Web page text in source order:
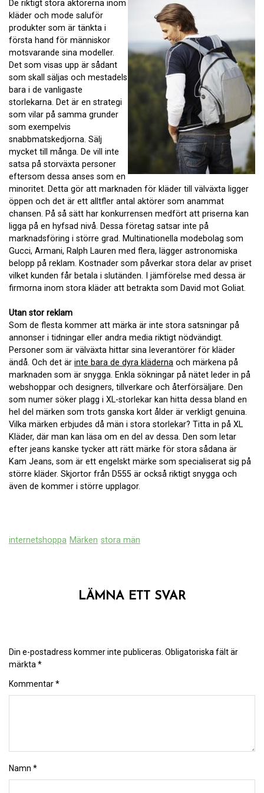
De riktigt stora aktörerna inom
kläder och mode saluför
produkter som är tänkta i
första hand för människor
motsvarande sina modeller.
Det som visas upp är sådant
som skall säljas och mestadels
bara i de vanligaste
storlekarna. Det är en strategi
som vilar på samma grunder
som exempelvis
snabbmatskedjorna. Sälj
mycket till många. De vill inte
satsa på storväxta personer
eftersom dessa anses som en
minoritet. Detta gör att marknaden för kläder till välväxta ligger
öppen och det är ett alltfler antal aktörer som anammat
chansen. På så sätt har konkurrensen medfört att priserna kan
ligga på en hyfsad nivå. Dessa företag satsar inte på
marknadsföring i större grad. Multinationella modebolag som
Gucci, Armani, Ralph Lauren med flera, lägger astronomiska
belopp på reklam. Kostnader som påverkar stora delar av priset
vilket kunden får betala i slutänden. I jämförelse med dessa är
firmorna inom stora kläder att betrakta som David mot Goliat.
Utan stor reklam
Som de flesta kommer att märka är inte stora satsningar på
annonser i tidningar eller andra media riktigt nödvändigt.
Personer som är välväxta hittar sina leverantörer för kläder
ändå. Och det är inte bara de dyra kläderna och märkena på
marknaden som är snygga. Enkla sökningar på nätet leder in på
webshoppar och designers, tillverkare och återförsäljare. Den
som numer söker plagg i XL-storlekar kan hitta dessa bland en
hel del märken som trots ganska kort ålder är verkligt genuina.
Vilka märken erbjudes då män i stora storlekar? Titta in på XL
Kläder, där man kan läsa om en del av dessa. Den som letar
efter jeans kanske tycker att rätt märke för stora sådana är
Kam Jeans, som är ett engelskt märke som specialiserat sig på
större kläder. Skjortor från D555 är också riktigt snygga och
även de kommer i större upplagor.
internetshoppa Märken stora män
LÄMNA ETT SVAR
Din e-postadress kommer inte publiceras. Obligatoriska fält är
märkta *
Kommentar*
Namn *